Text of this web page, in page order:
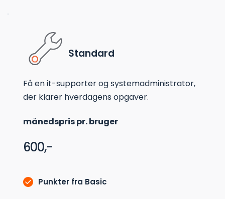
Standard
Få en it-supporter og systemadministrator,
der klarer hverdagens opgaver.
månedspris pr. bruger
600,-
Punkter fra Basic